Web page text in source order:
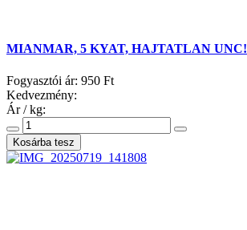
MIANMAR, 5 KYAT, HAJTATLAN UNC!
Fogyasztói ár: 950 Ft
Kedvezmény:
Ár / kg: